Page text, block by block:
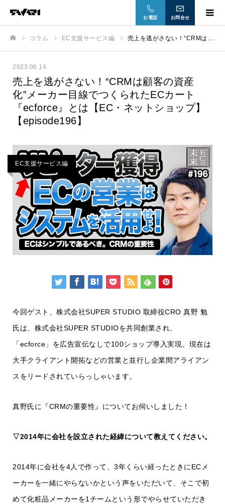
お電話 お問合せ
コラム EC支援サービス編 売上を逃がさない！“CRMは顧客の資産化”メーカー目線でつくられたECカート『ecforce』とは【EC・ネットショップ】【episode196】
2023.06.14
売上を逃がさない！“CRMは顧客の資産
化”メーカー目線でつくられたECカート
『ecforce』とは【EC・ネットショップ】
【episode196】
EC支援サービス編
今回ゲスト、株式会社SUPER STUDIO 取締役CRO 真野 勉
氏は、株式会社SUPER STUDIOを共同創業され、
「ecforce」を広告宣伝なしで100ショップ導入実現。現在は
大手クライアント開拓などの営業と並行し企業間アライアン
スをリードされていらっしゃいます。
真野氏に『CRMの重要性』についてお伺いしました！
▽2014年に会社を設立された経緯について教えてください。
2014年に会社を4人で作って、3年くらい経ったときにECメ
ーカーを一緒にやらないかという声をいただいて、そこで初
めて化粧品メーカーを1チームという形でやらせていただき